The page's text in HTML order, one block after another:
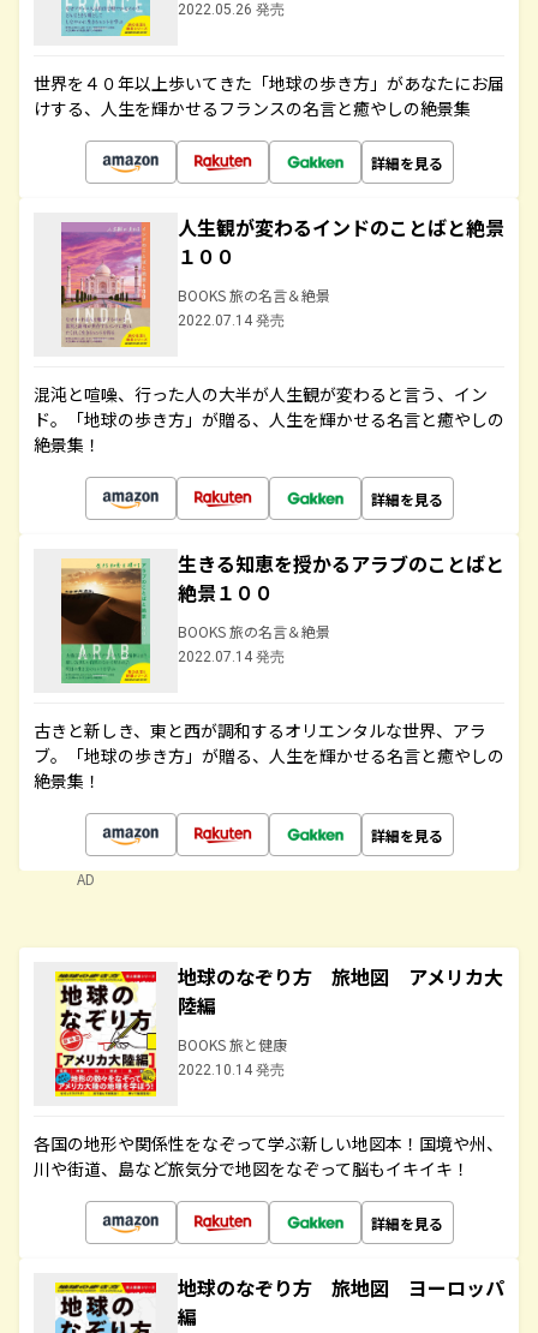
2022.05.26 発売
世界を４０年以上歩いてきた「地球の歩き方」があなたにお届
けする、人生を輝かせるフランスの名言と癒やしの絶景集
詳細を見る
人生観が変わるインドのことばと絶景
１００
BOOKS 旅の名言＆絶景
2022.07.14 発売
混沌と喧噪、行った人の大半が人生観が変わると言う、イン
ド。「地球の歩き方」が贈る、人生を輝かせる名言と癒やしの
絶景集！
詳細を見る
生きる知恵を授かるアラブのことばと
絶景１００
BOOKS 旅の名言＆絶景
2022.07.14 発売
古きと新しき、東と西が調和するオリエンタルな世界、アラ
ブ。「地球の歩き方」が贈る、人生を輝かせる名言と癒やしの
絶景集！
詳細を見る
AD
地球のなぞり方 旅地図 アメリカ大
陸編
BOOKS 旅と健康
2022.10.14 発売
各国の地形や関係性をなぞって学ぶ新しい地図本！国境や州、
川や街道、島など旅気分で地図をなぞって脳もイキイキ！
詳細を見る
地球のなぞり方 旅地図 ヨーロッパ
編